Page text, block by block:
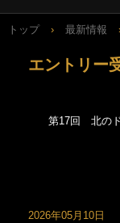
トップ › 最新情報
エントリー
第17回 北のド
2026年05月10日